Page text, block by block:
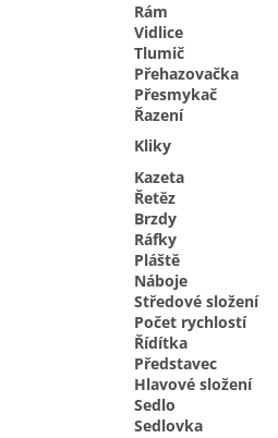
Rám
Vidlice
Tlumič
Přehazovačka
Přesmykač
Řazení
Kliky
Kazeta
Řetěz
Brzdy
Ráfky
Pláště
Náboje
Středové složení
Počet rychlostí
Řídítka
Představec
Hlavové složení
Sedlo
Sedlovka